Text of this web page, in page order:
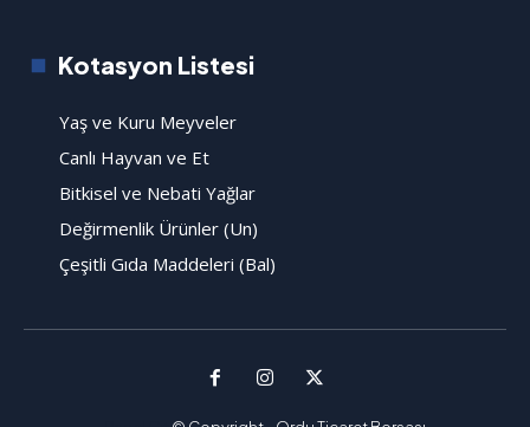
Kotasyon Listesi
Yaş ve Kuru Meyveler
Canlı Hayvan ve Et
Bitkisel ve Nebati Yağlar
Değirmenlik Ürünler (Un)
Çeşitli Gıda Maddeleri (Bal)